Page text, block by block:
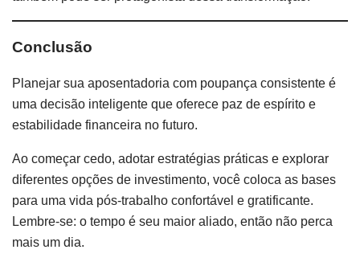
Conclusão
Planejar sua aposentadoria com poupança consistente é
uma decisão inteligente que oferece paz de espírito e
estabilidade financeira no futuro.
Ao começar cedo, adotar estratégias práticas e explorar
diferentes opções de investimento, você coloca as bases
para uma vida pós-trabalho confortável e gratificante.
Lembre-se: o tempo é seu maior aliado, então não perca
mais um dia.